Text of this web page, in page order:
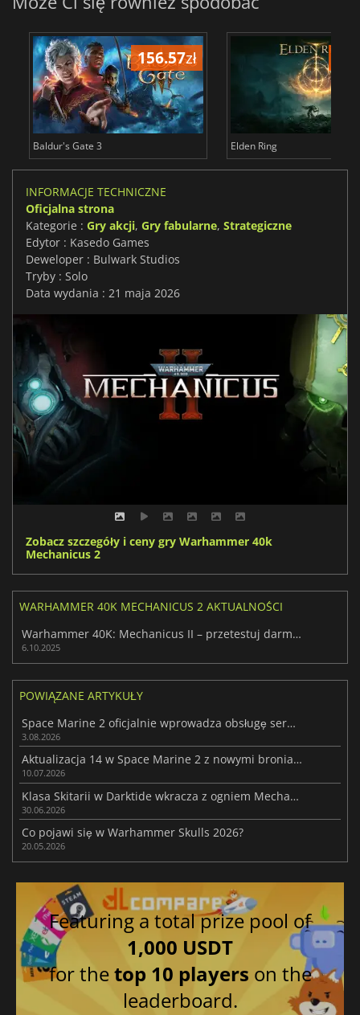
156.57zł
Baldur's Gate 3 Elden Ring
INFORMACJE TECHNICZNE
Oficjalna strona
Kategorie : Gry akcji, Gry fabularne, Strategiczne
Edytor : Kasedo Games
Deweloper : Bulwark Studios
Tryby : Solo
Data wydania : 21 maja 2026
Zobacz szczegóły i ceny gry Warhammer 40k
Mechanicus 2
WARHAMMER 40K MECHANICUS 2 AKTUALNOŚCI
Warhammer 40K: Mechanicus II – przetestuj darmową kontynuację!
6.10.2025
POWIĄZANE ARTYKUŁY
Space Marine 2 oficjalnie wprowadza obsługę serwisu Steam Workshop
3.08.2026
Aktualizacja 14 w Space Marine 2 z nowymi broniami heroicznych
10.07.2026
Klasa Skitarii w Darktide wkracza z ogniem Mechanicus
30.06.2026
Co pojawi się w Warhammer Skulls 2026?
20.05.2026
Featuring a total prize pool of
1,000 USDT
for thetop 10 players on the
leaderboard.